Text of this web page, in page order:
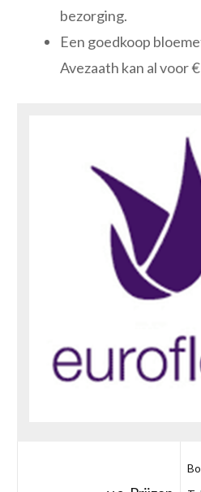
bezorging.
Een goedkoop
Avezaath kan al voor